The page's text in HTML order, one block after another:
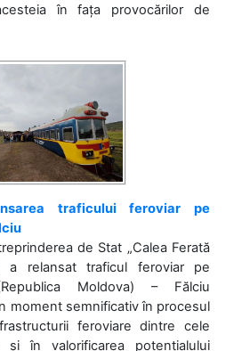
în fața provocărilor de
traficului feroviar pe
de Stat „Calea Ferată
a relansat traficul feroviar pe
Moldova) – Fălciu
moment semnificativ în procesul
feroviare dintre cele
în valorificarea potențialului